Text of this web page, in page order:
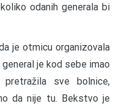
odanih generala bi
je otmicu organizovala
je kod sebe imao
sve bolnice,
da nije tu. Bekstvo je